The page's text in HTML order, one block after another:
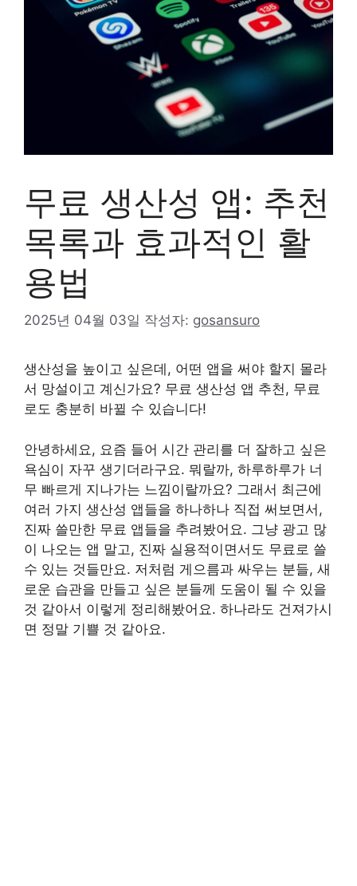
무료 생산성 앱: 추천
목록과 효과적인 활
용법
2025년 04월 03일 작성자: gosansuro
생산성을 높이고 싶은데, 어떤 앱을 써야 할지 몰라
서 망설이고 계신가요? 무료 생산성 앱 추천, 무료
로도 충분히 바뀔 수 있습니다!
안녕하세요, 요즘 들어 시간 관리를 더 잘하고 싶은
욕심이 자꾸 생기더라구요. 뭐랄까, 하루하루가 너
무 빠르게 지나가는 느낌이랄까요? 그래서 최근에
여러 가지 생산성 앱들을 하나하나 직접 써보면서,
진짜 쓸만한 무료 앱들을 추려봤어요. 그냥 광고 많
이 나오는 앱 말고, 진짜 실용적이면서도 무료로 쓸
수 있는 것들만요. 저처럼 게으름과 싸우는 분들, 새
로운 습관을 만들고 싶은 분들께 도움이 될 수 있을
것 같아서 이렇게 정리해봤어요. 하나라도 건져가시
면 정말 기쁠 것 같아요.